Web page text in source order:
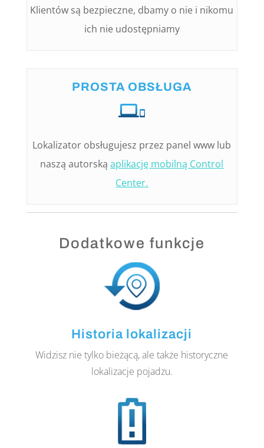
Klientów są bezpieczne, dbamy o nie i nikomu
ich nie udostępniamy
PROSTA OBSŁUGA
Lokalizator obsługujesz przez panel www lub
naszą autorskąaplikację mobilną Control
Center.
Dodatkowe funkcje
Historia lokalizacji
Widzisz nie tylko bieżącą, ale także historyczne
lokalizacje pojadzu.